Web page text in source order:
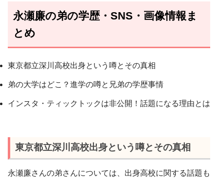
永瀬廉の弟の学歴・SNS・画像情報ま
とめ
東京都立深川高校出身という噂とその真相
弟の大学はどこ？進学の噂と兄弟の学歴事情
インスタ・ティックトックは非公開！話題になる理由とは
東京都立深川高校出身という噂とその真相
永瀬廉さんの弟さんについては、出身高校に関する話題も